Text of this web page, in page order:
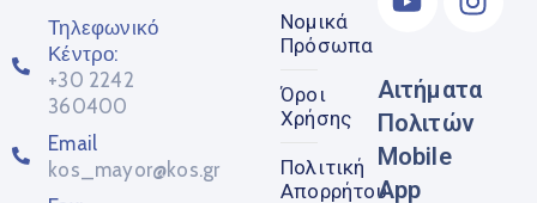
Τηλεφωνικό
Κέντρο:
+30 2242
360400
Email
kos_mayor@kos.gr
Νομικά
Πρόσωπα
Όροι
Χρήσης
Πολιτική
Απορρήτου
Αιτήματα
Πολιτών
Mobile
App